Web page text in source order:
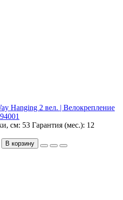
Hanging 2 вел. | Велокрепление
см: 53 Гарантия (мес.): 12
В корзину